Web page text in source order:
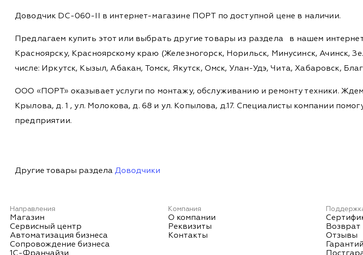
Доводчик DC-060-II в интернет-магазине ПОРТ по доступной цене в наличии.
Предлагаем купить этот или выбрать другие товары из раздела
в нашем
Красноярску, Красноярскому краю (Железногорск, Норильск, Минусинск, Ачинск,
числе: Иркутск, Кызыл, Абакан, Томск, Якутск, Омск, Улан-Удэ, Чита, Хабаровск,
ООО «ПОРТ» оказывает услуги по монтажу, обслуживанию и ремонту техники.
Крылова, д. 1 , ул. Молокова, д. 68 и ул. Копылова, д.17. Специалисты компании
предприятии.
Другие товары раздела Доводчики
Направления
Магазин
Сервисный центр
Автоматизация бизнеса
Сопровождение бизнеса
1С-Франчайзи
Компания
О компании
Реквизиты
Контакты
Возврат
Отзывы